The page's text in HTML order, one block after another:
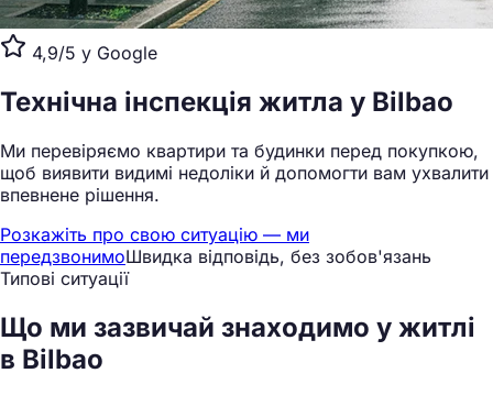
4,9/5 у Google
Технічна інспекція житла у Bilbao
Ми перевіряємо квартири та будинки перед покупкою,
щоб виявити видимі недоліки й допомогти вам ухвалити
впевнене рішення.
Розкажіть про свою ситуацію — ми
передзвонимоШвидка відповідь, без зобов'язань
Типові ситуації
Що ми зазвичай знаходимо у житлі
в Bilbao